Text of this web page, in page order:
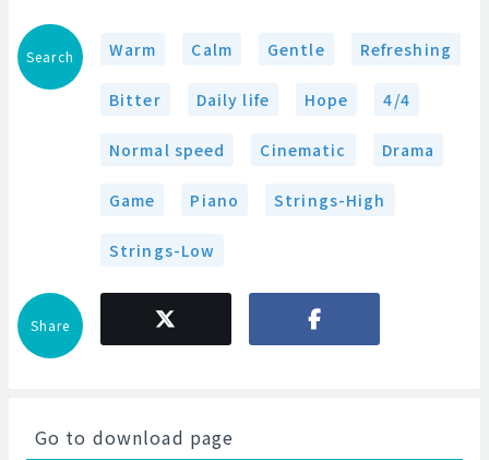
Search Warm Calm Gentle Refreshing
Bitter Daily life Hope 4/4
Normal speed Cinematic Drama
Game Piano Strings-High
Strings-Low
Share
Go to download page